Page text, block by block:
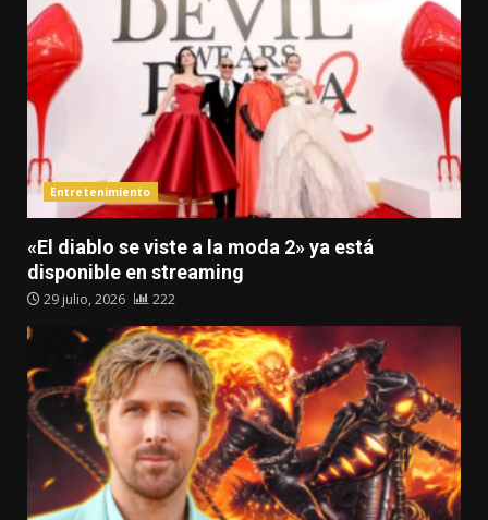
Entretenimiento
«El diablo se viste a la moda 2» ya está
disponible en streaming
29 julio, 2026 222